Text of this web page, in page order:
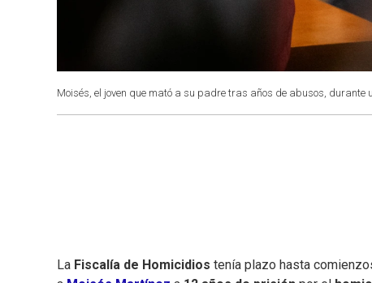
Moisés, el joven que mató a su padre tras años de abusos, durante
La Fiscalía de Homicidios tenía plazo hasta